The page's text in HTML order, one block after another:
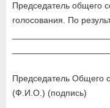
Председатель общего
голосования. По
Председатель Общего
(Ф.И.О.) (подпись)